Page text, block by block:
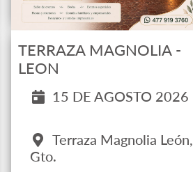
TERRAZA MAGNOLIA -
LEON
15 DE AGOSTO 2026
Terraza Magnolia León,
Gto.